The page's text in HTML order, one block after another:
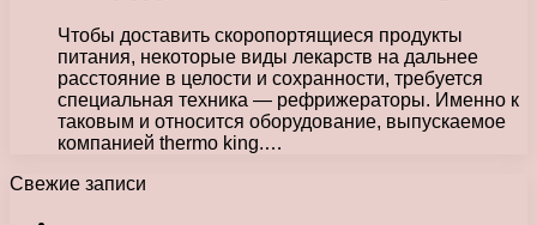
Чтобы доставить скоропортящиеся продукты
питания, некоторые виды лекарств на дальнее
расстояние в целости и сохранности, требуется
специальная техника — рефрижераторы. Именно к
таковым и относится оборудование, выпускаемое
компанией thermo king.…
Свежие записи